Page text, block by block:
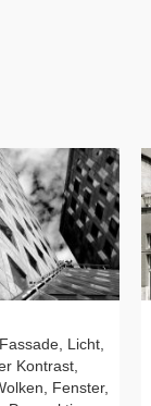
Licht,
Kontrast,
Fenster,